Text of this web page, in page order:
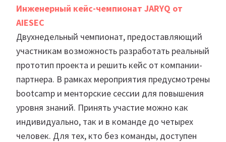
Инженерный кейс-чемпионат JARYQ от
AIESEC
Двухнедельный чемпионат, предоставляющий
участникам возможность разработать реальный
прототип проекта и решить кейс от компании-
партнера. В рамках мероприятия предусмотрены
bootcamp и менторские сессии для повышения
уровня знаний. Принять участие можно как
индивидуально, так и в команде до четырех
человек. Для тех, кто без команды, доступен